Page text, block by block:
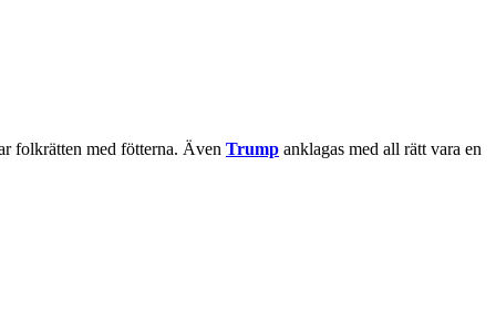
folkrätten med fötterna. Även Trump anklagas med all rätt vara en